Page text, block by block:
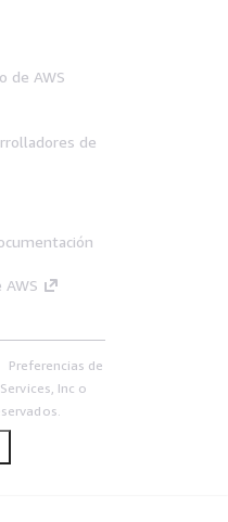
de AWS
de
Preferencias de
Inc o